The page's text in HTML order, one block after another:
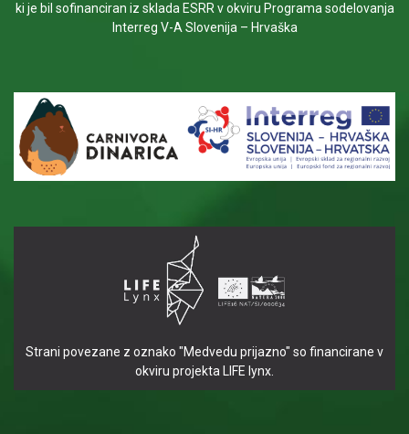
ki je bil sofinanciran iz sklada ESRR v okviru Programa sodelovanja
Interreg V-A Slovenija – Hrvaška
Strani povezane z oznako "Medvedu prijazno" so financirane v
okviru projekta LIFE lynx.